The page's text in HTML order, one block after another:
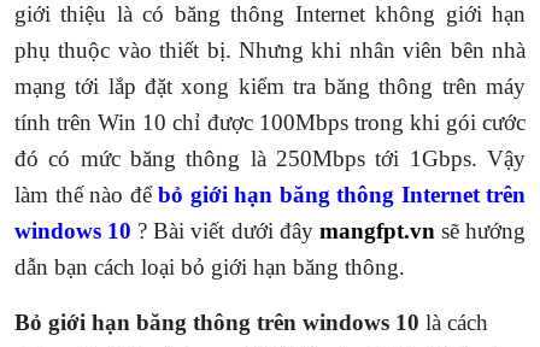
giới thiệu là có băng thông Internet không giới hạn
phụ thuộc vào thiết bị. Nhưng khi nhân viên bên nhà
mạng tới lắp đặt xong kiểm tra băng thông trên máy
tính trên Win 10 chỉ được 100Mbps trong khi gói cước
đó có mức băng thông là 250Mbps tới 1Gbps. Vậy
làm thế nào đểbỏ giới hạn băng thông Internet trên
windows 10 ? Bài viết dưới đây mangfpt.vn sẽ hướng
dẫn bạn cách loại bỏ giới hạn băng thông.
Bỏ giới hạn băng thông trên windows 10 là cách